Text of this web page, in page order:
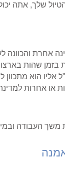
שלך, אתה
אחרת והכוונה
בזמן שהות
אליו הוא
או אחרות
העבודה